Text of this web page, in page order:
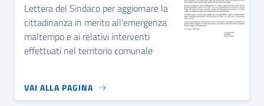
Lettera del Sindaco per aggiornare la
cittadinanza in merito all'emergenza
maltempo e ai relativi interventi
effettuati nel territorio comunale
VAI ALLA PAGINA